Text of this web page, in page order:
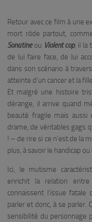
Retour avec ce film à une
mort rôde partout,
Sonatine ou Violent cop, il la
de lui faire face, de lui
dans son scénario à
atteinte d’un cancer et la
Et malgré une histoire
dérange, il arrive quand
beauté fragile mais aussi
drame, de véritables gags
! – de rire si ce n’est de la
plus, à savoir le handicap ou
Ici, le mutisme
enrichit la relation
connaissent l’issue
parler et donc, à se parler.
sensibilité du personnage